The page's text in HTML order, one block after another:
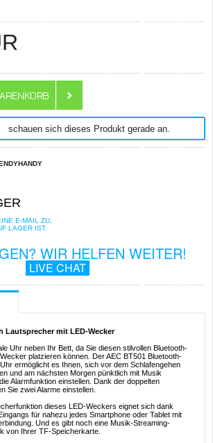
schauen sich dieses Produkt gerade an.
E-MAIL ZU,
LAGER IST.
WIR HELFEN WEITER!
LIVE CHAT
Lautsprecher mit LED-Wecker
Uhr neben Ihr Bett, da Sie diesen stilvollen Bluetooth-
platzieren können. Der AEC BT501 Bluetooth-
ermöglicht es Ihnen, sich vor dem Schlafengehen
und am nächsten Morgen pünktlich mit Musik
Alarmfunktion einstellen. Dank der doppelten
Sie zwei Alarme einstellen.
dieses LED-Weckers eignet sich dank
für nahezu jedes Smartphone oder Tablet mit
Und es gibt noch eine Musik-Streaming-
von Ihrer TF-Speicherkarte.